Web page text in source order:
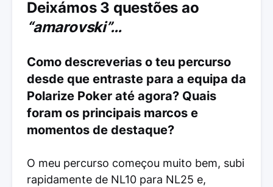
Deixámos 3 questões ao
“amarovski”…
Como descreverias o teu percurso
desde que entraste para a equipa da
Polarize Poker até agora? Quais
foram os principais marcos e
momentos de destaque?
O meu percurso começou muito bem, subi
rapidamente de NL10 para NL25 e,